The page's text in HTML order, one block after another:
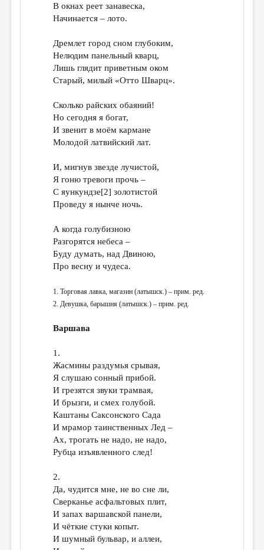
В окнах реет занавеска,
Начинается – лото.
Дремлет город сном глубоким,
Нелюдим панельный кварц,
Лишь глядит приветным оком
Старый, милый «Отто Шварц».
Сколько райских обаяний!
Но сегодня я богат,
И звенит в моём кармане
Молодой латвийский лат.
И, мигнув звезде лучистой,
Я гоню тревоги прочь –
С яункундзе[2] золотистой
Проведу я нынче ночь.
А когда голубизною
Разгорятся небеса –
Буду думать, над Двиною,
Про весну и чудеса.
1. Торговая лавка, магазин (латышск.) – прим. ред.
2. Девушка, барышня (латышск.) – прим. ред.
Варшава
1.
Жасмины раздумья срывая,
Я слушаю сонный прибой.
И грезятся звуки трамвая,
И брызги, и смех голубой.
Каштаны Саксонского Сада
И мрамор таинственных Лед –
Ах, трогать не надо, не надо,
Рубца изъявленного след!
2.
Да, чудится мне, не во сне ли,
Сверканье асфальтовых плит,
И запах варшавской панели,
И чёткие стуки копыт.
И шумный бульвар, и аллеи,